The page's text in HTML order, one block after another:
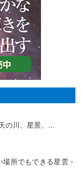
の川、星景、…
所でもできる星雲・